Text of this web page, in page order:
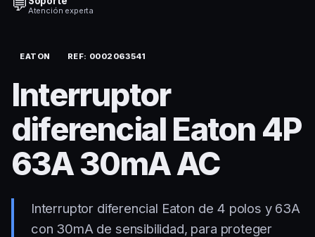
💬 Atención experta
EATON REF: 0002063541
Interruptor
diferencial Eaton 4P
63A 30mA AC
Interruptor diferencial Eaton de 4 polos y 63A
con 30mA de sensibilidad, para proteger